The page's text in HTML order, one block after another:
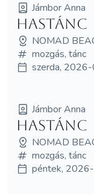
Jámbor Anna
Hastánc
NOMAD
mozgás, tánc
szerda,
Jámbor Anna
Hastánc
NOMAD
mozgás, tánc
péntek,